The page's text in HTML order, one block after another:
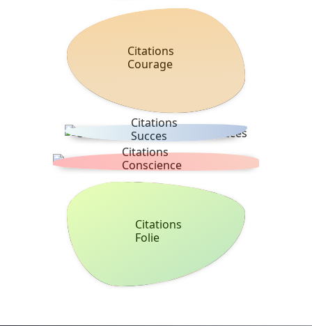
Citations
Courage
Citations
Succes
Citations
Conscience
Citations
Folie